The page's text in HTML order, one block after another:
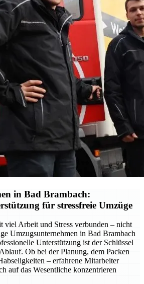
in Bad Brambach:
für stressfreie Umzüge
viel Arbeit und Stress verbunden – nicht
Umzugsunternehmen in Bad Brambach
Unterstützung ist der Schlüssel
Ob bei der Planung, dem Packen
– erfahrene Mitarbeiter
auf das Wesentliche konzentrieren